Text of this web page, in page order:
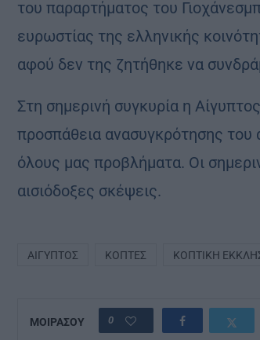
του παραρτήματος του
ευρωστίας της ελληνικής
αφού δεν της ζητήθηκε να
Στη σημερινή συγκυρία η
προσπάθεια ανασυγκρότησης του
όλους μας προβλήματα. Οι
αισιόδοξες σκέψεις.
ΑΊΓΥΠΤΟΣ ΚΌΠΤΕΣ ΚΟΠΤΙΚΉ
ΜΟΙΡΑΣΟΥ 0